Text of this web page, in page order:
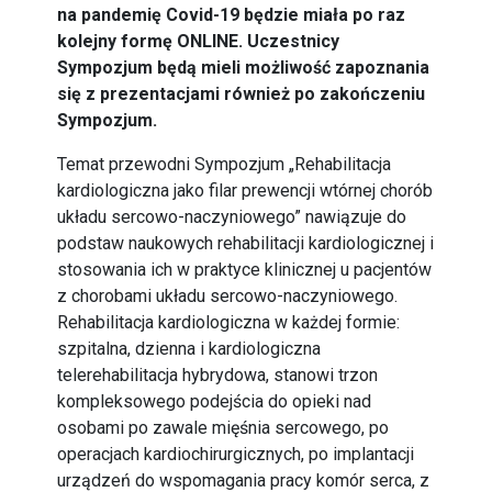
na pandemię Covid-19 będzie miała po raz
kolejny formę ONLINE. Uczestnicy
Sympozjum będą mieli możliwość zapoznania
się z prezentacjami również po zakończeniu
Sympozjum.
Temat przewodni Sympozjum „Rehabilitacja
kardiologiczna jako filar prewencji wtórnej chorób
układu sercowo-naczyniowego” nawiązuje do
podstaw naukowych rehabilitacji kardiologicznej i
stosowania ich w praktyce klinicznej u pacjentów
z chorobami układu sercowo-naczyniowego.
Rehabilitacja kardiologiczna w każdej formie:
szpitalna, dzienna i kardiologiczna
telerehabilitacja hybrydowa, stanowi trzon
kompleksowego podejścia do opieki nad
osobami po zawale mięśnia sercowego, po
operacjach kardiochirurgicznych, po implantacji
urządzeń do wspomagania pracy komór serca, z